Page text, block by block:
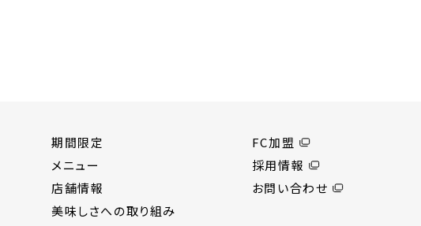
期間限定
メニュー
店舗情報
美味しさへの取り組み
FC加盟
採用情報
お問い合わせ